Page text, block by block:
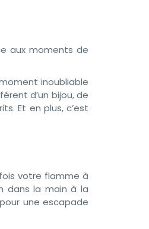
aux moments de
inoubliable
d’un bijou, de
Et en plus, c’est
votre flamme à
dans la main à la
une escapade